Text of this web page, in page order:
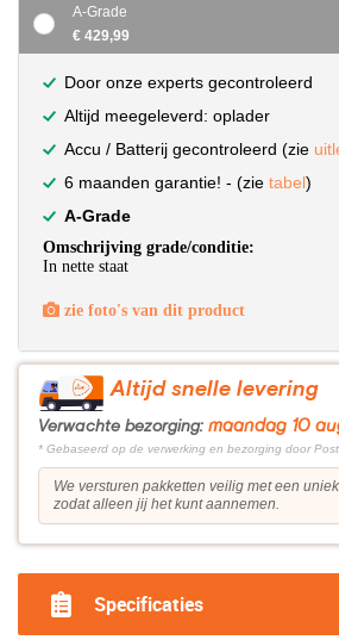
A-Grade
€ 429,99
Door onze experts gecontroleerd
Altijd meegeleverd: oplader
Accu / Batterij gecontroleerd (zie
6 maanden garantie! - (zie tabel)
A-Grade
Omschrijving grade/conditie:
In nette staat
zie foto's van dit product
Altijd snelle levering
Verwachte bezorging: maandag 10
* Gebaseerd op de verwerking en bezorging door
We versturen pakketten veilig met een
zodat alleen jij het kunt aannemen.
Specificaties